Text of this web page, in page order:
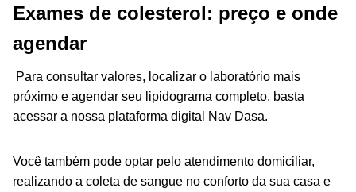
Exames de colesterol: preço e onde
agendar
Para consultar valores, localizar o laboratório mais
próximo e agendar seu lipidograma completo, basta
acessar a nossa plataforma digital Nav Dasa.
Você também pode optar pelo atendimento domiciliar,
realizando a coleta de sangue no conforto da sua casa e